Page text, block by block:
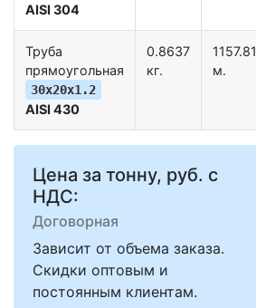
AISI 304
Труба
прямоугольная
30х20х1.2
AISI 430
0.8637
кг.
1157.81
м.
Цена за тонну, руб. с
НДС:
Договорная
Зависит от объема заказа.
Скидки оптовым и
постоянным клиентам.